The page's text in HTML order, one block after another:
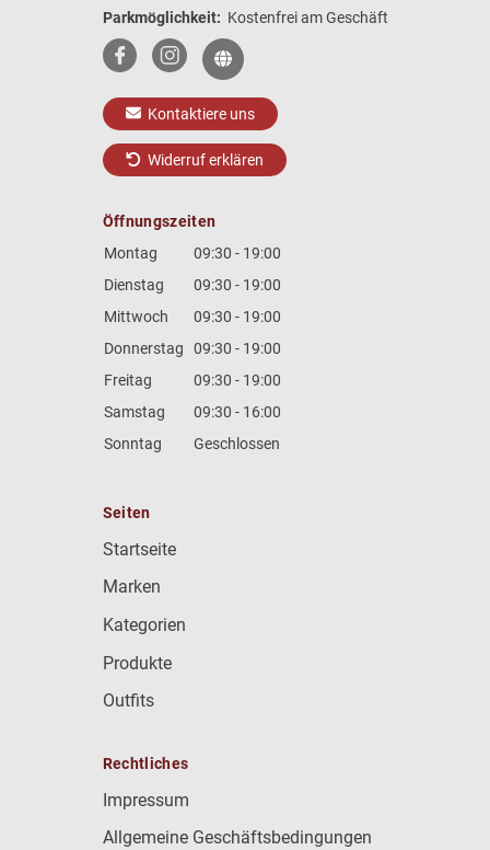
Parkmöglichkeit: Kostenfrei am Geschäft
Kontaktiere uns
Widerruf erklären
Öffnungszeiten
Montag
09:30 - 19:00
Dienstag
09:30 - 19:00
Mittwoch
09:30 - 19:00
Donnerstag
09:30 - 19:00
Freitag
09:30 - 19:00
Samstag
09:30 - 16:00
Sonntag
Geschlossen
Seiten
Startseite
Marken
Kategorien
Produkte
Outfits
Rechtliches
Impressum
Allgemeine Geschäftsbedingungen